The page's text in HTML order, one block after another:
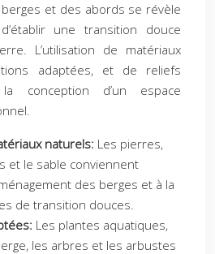
berges et des abords se révèle
une transition douce
L’utilisation de matériaux
adaptées, et de reliefs
conception d’un espace
naturels: Les pierres,
et le sable conviennent
des berges et à la
de transition douces.
Les plantes aquatiques,
les arbres et les arbustes